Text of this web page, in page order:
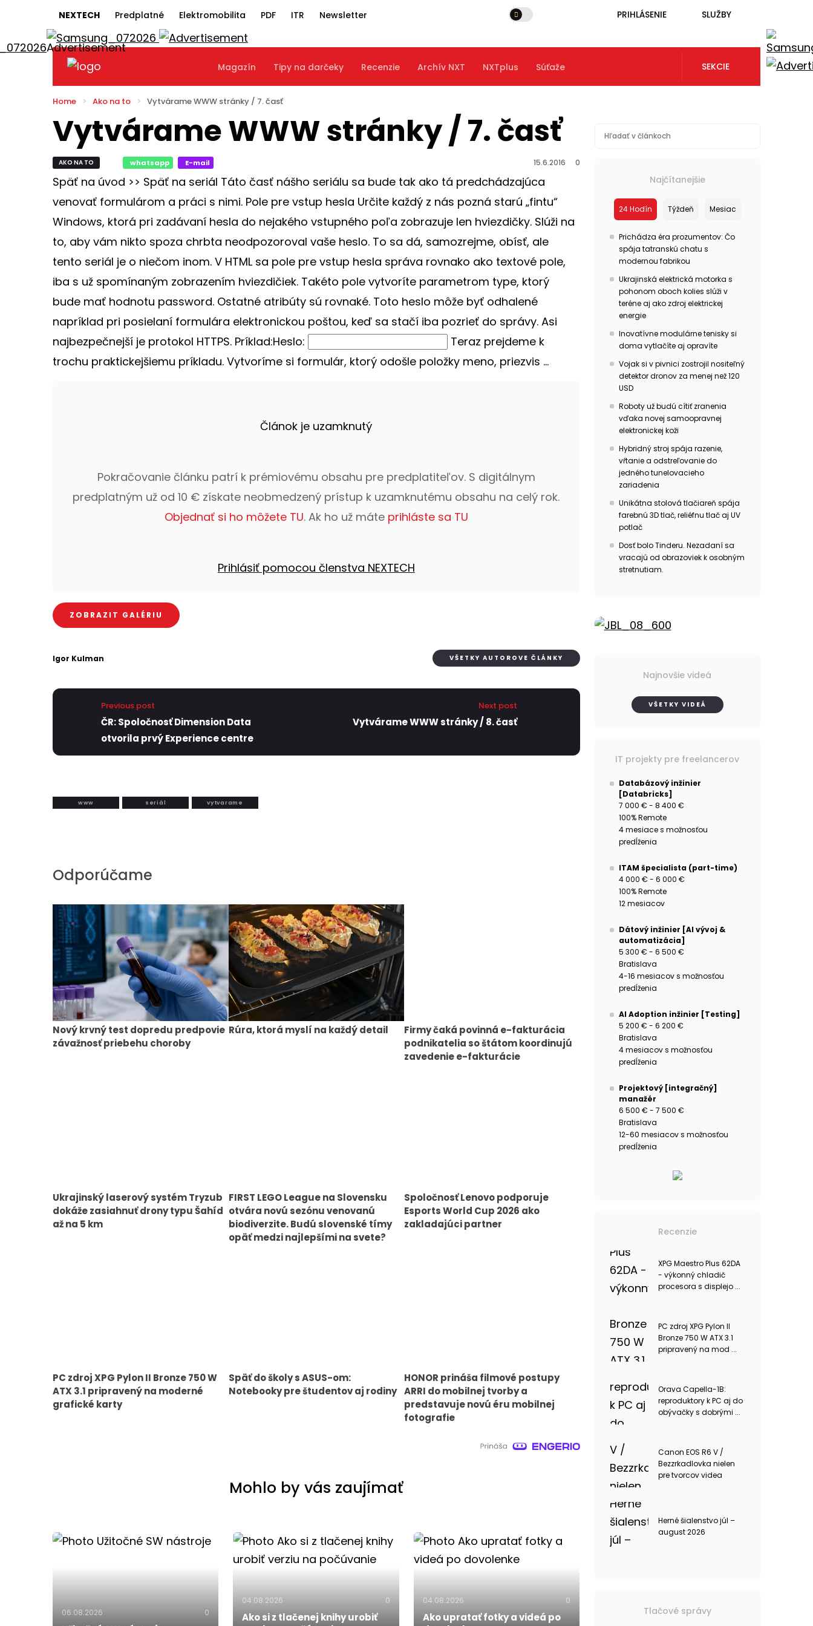
NEXTECH Predplatné Elektromobilita PDF ITR Newsletter PRIHLÁSENIE SLUŽBY
Magazín Tipy na darčeky Recenzie Archív NXT NXTplus Súťaže SEKCIE
Home Ako na to Vytvárame WWW stránky / 7. časť
Vytvárame WWW stránky / 7. časť
AKO NA TO whatsapp E-mail 15.6.2016 0
Späť na úvod >> Späť na seriál Táto časť nášho seriálu sa bude tak ako tá predchádzajúca
venovať formulárom a práci s nimi. Pole pre vstup hesla Určite každý z nás pozná starú „fintu“
Windows, ktorá pri zadávaní hesla do nejakého vstupného poľa zobrazuje len hviezdičky. Slúži na
to, aby vám nikto spoza chrbta neodpozoroval vaše heslo. To sa dá, samozrejme, obísť, ale
tento seriál je o niečom inom. V HTML sa pole pre vstup hesla správa rovnako ako textové pole,
iba s už spomínaným zobrazením hviezdičiek. Takéto pole vytvoríte parametrom type, ktorý
bude mať hodnotu password. Ostatné atribúty sú rovnaké. Toto heslo môže byť odhalené
napríklad pri posielaní formulára elektronickou poštou, keď sa stačí iba pozrieť do správy. Asi
najbezpečnejší je protokol HTTPS. Príklad:Heslo:
Teraz prejdeme k
trochu praktickejšiemu príkladu. Vytvoríme si formulár, ktorý odošle položky meno, priezvis ...
Článok je uzamknutý
Pokračovanie článku patrí k prémiovému obsahu pre predplatiteľov. S digitálnym
predplatným už od 10 € získate neobmedzený prístup k uzamknutému obsahu na celý rok.
Objednať si ho môžete TU. Ak ho už máte prihláste sa TU
Prihlásiť pomocou členstva NEXTECH
ZOBRAZIT GALÉRIU
Igor Kulman VŠETKY AUTOROVE ČLÁNKY
Previous post
ČR: Spoločnosť Dimension Data
otvorila prvý Experience centre
Next post
Vytvárame WWW stránky / 8. časť
www seriál vytvarame
Odporúčame
Nový krvný test dopredu predpovie
závažnosť priebehu choroby
Rúra, ktorá myslí na každý detail
Firmy čaká povinná e-fakturácia
podnikatelia so štátom koordinujú
zavedenie e-fakturácie
Ukrajinský laserový systém Tryzub
dokáže zasiahnuť drony typu Šahíd
až na 5 km
FIRST LEGO League na Slovensku
otvára novú sezónu venovanú
biodiverzite. Budú slovenské tímy
opäť medzi najlepšími na svete?
Spoločnosť Lenovo podporuje
Esports World Cup 2026 ako
zakladajúci partner
PC zdroj XPG Pylon II Bronze 750 W
ATX 3.1 pripravený na moderné
grafické karty
Späť do školy s ASUS-om:
Notebooky pre študentov aj rodiny
HONOR prináša filmové postupy
ARRI do mobilnej tvorby a
predstavuje novú éru mobilnej
fotografie
Mohlo by vás zaujímať
06.08.2026 0
04.08.2026 0
Ako si z tlačenej knihy urobiť
04.08.2026 0
Ako upratať fotky a videá po
Najčítanejšie
24 Hodín Týždeň Mesiac
Prichádza éra prozumentov: Čo
spája tatranskú chatu s
modernou fabrikou
Ukrajinská elektrická motorka s
pohonom oboch kolies slúži v
teréne aj ako zdroj elektrickej
energie
Inovatívne modulárne tenisky si
doma vytlačíte aj opravíte
Vojak si v pivnici zostrojil nositeľný
detektor dronov za menej než 120
USD
Roboty už budú cítiť zranenia
vďaka novej samoopravnej
elektronickej koži
Hybridný stroj spája razenie,
vŕtanie a odstreľovanie do
jedného tunelovacieho
zariadenia
Unikátna stolová tlačiareň spája
farebnú 3D tlač, reliéfnu tlač aj UV
potlač
Dosť bolo Tinderu. Nezadaní sa
vracajú od obrazoviek k osobným
stretnutiam.
Najnovšie videá
VŠETKY VIDEÁ
IT projekty pre freelancerov
Databázový inžinier
[Databricks]
7 000 € - 8 400 €
100% Remote
4 mesiace s možnosťou
predĺženia
ITAM špecialista (part-time)
4 000 € - 6 000 €
100% Remote
12 mesiacov
Dátový inžinier [AI vývoj &
automatizácia]
5 300 € - 6 500 €
Bratislava
4-16 mesiacov s možnosťou
predĺženia
AI Adoption inžinier [Testing]
5 200 € - 6 200 €
Bratislava
4 mesiacov s možnosťou
predĺženia
Projektový [integračný]
manažér
6 500 € - 7 500 €
Bratislava
12-60 mesiacov s možnosťou
predĺženia
Recenzie
XPG Maestro Plus 62DA
- výkonný chladič
procesora s displejo ...
PC zdroj XPG Pylon II
Bronze 750 W ATX 3.1
pripravený na mod ...
Orava Capella-1B:
reproduktory k PC aj do
obývačky s dobrými ...
Canon EOS R6 V /
Bezzrkadlovka nielen
pre tvorcov videa
Herné šialenstvo júl –
august 2026
Tlačové správy